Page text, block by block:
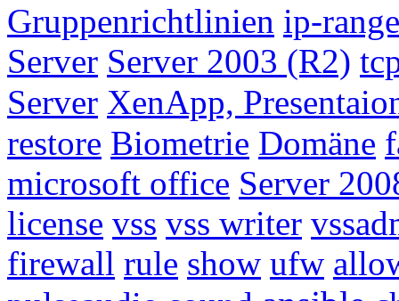
Gruppenrichtlinien ip-range
Server Server 2003 (R2)
Server XenApp,
restore Biometrie Domäne
microsoft office Server
license vss vss writer
firewall rule show ufw